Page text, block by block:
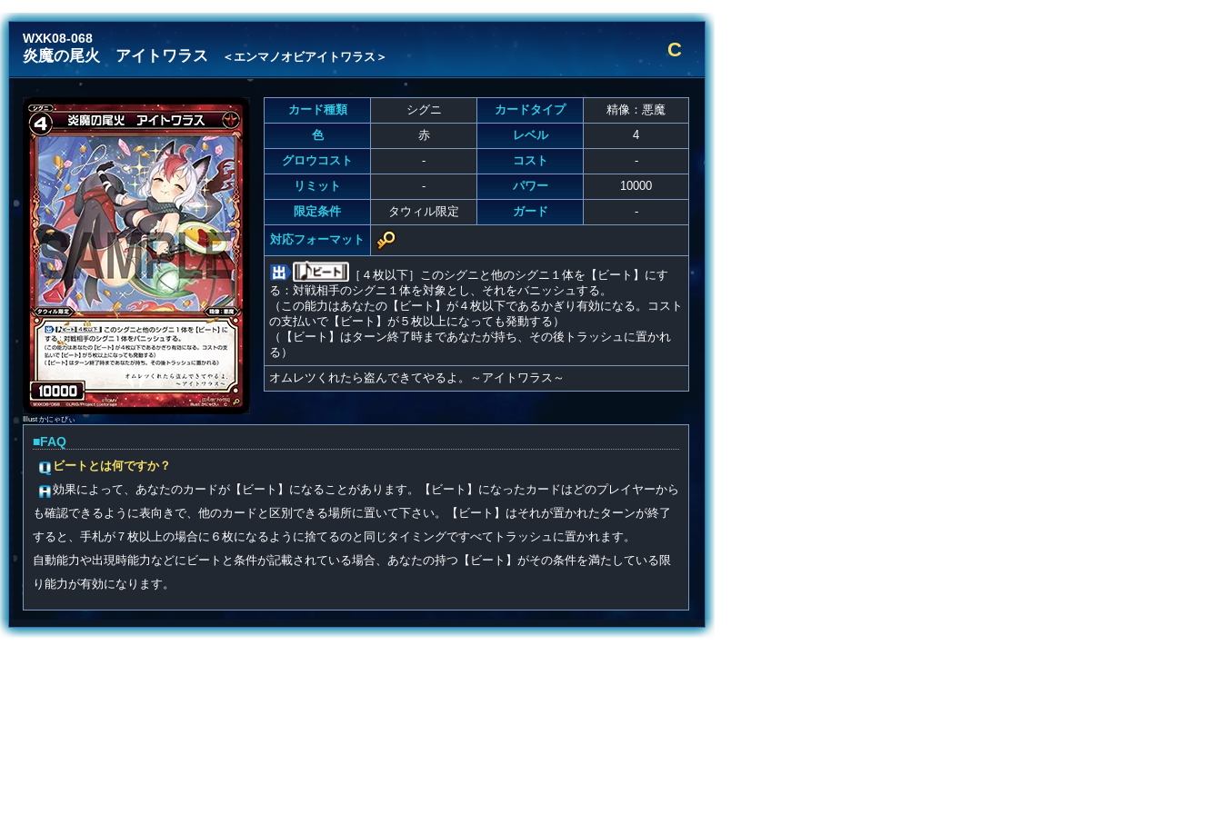
WXK08-068
炎魔の尾火 アイトワラス ＜エンマノオビアイトワラス＞ C
Illust かにゃぴぃ
カード種類 シグニ カードタイプ
精像：悪魔
色
赤 レベル
4
グロウコスト
- コスト
-
リミット
- パワー
10000
限定条件
タウィル限定 ガード -
対応フォーマット
［４枚以下］このシグニと他のシグニ１体を【ビート】にす
る：対戦相手のシグニ１体を対象とし、それをバニッシュする。
（この能力はあなたの【ビート】が４枚以下であるかぎり有効になる。コスト
の支払いで【ビート】が５枚以上になっても発動する）
（【ビート】はターン終了時まであなたが持ち、その後トラッシュに置かれ
る）
オムレツくれたら盗んできてやるよ。～アイトワラス～
■FAQ
ビートとは何ですか？
効果によって、あなたのカードが【ビート】になることがあります。【ビート】になったカードはどのプレイヤーから
も確認できるように表向きで、他のカードと区別できる場所に置いて下さい。【ビート】はそれが置かれたターンが終了
すると、手札が７枚以上の場合に６枚になるように捨てるのと同じタイミングですべてトラッシュに置かれます。
自動能力や出現時能力などにビートと条件が記載されている場合、あなたの持つ【ビート】がその条件を満たしている限
り能力が有効になります。